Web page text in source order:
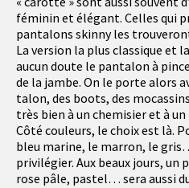
féminin et élégant. Celles qui
pantalons skinny les
La version la plus classique et
aucun doute le pantalon à
de la jambe. On le porte alors
talon, des boots, des
très bien à un chemisier et à
Côté couleurs, le choix est là.
bleu marine, le marron, le
privilégier. Aux beaux jours,
rose pâle, pastel… sera aussi